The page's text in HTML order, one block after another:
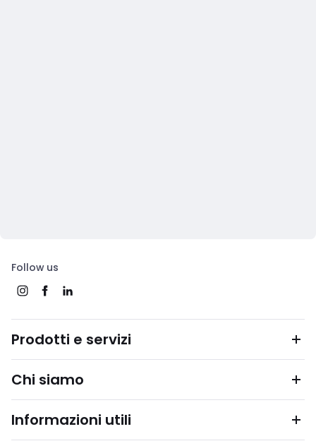
Follow us
Prodotti e servizi
Chi siamo
Informazioni utili